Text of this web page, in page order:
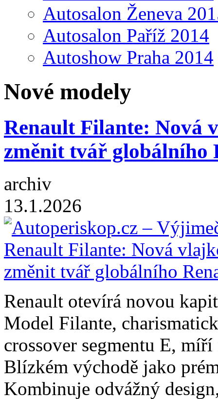
Autosalon Ženeva
Autosalon Paříž 2014
Autoshow Praha 2014
Nové modely
Renault Filante: Nová
změnit tvář globálního
archiv
13.1.2026
Renault otevírá novou
Model Filante,
crossover segmentu E,
Blízkém východě jako
Kombinuje odvážný